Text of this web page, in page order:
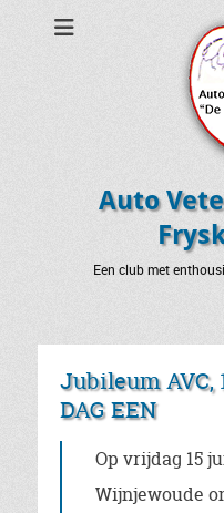
Auto
Een club met
Jubileum AVC,
DAG EEN
Op vrijdag 15
Wijnjewoude